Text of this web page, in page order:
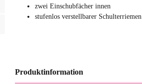
zwei Einschubfächer innen
stufenlos verstellbarer Schulterriemen
Produktinformation